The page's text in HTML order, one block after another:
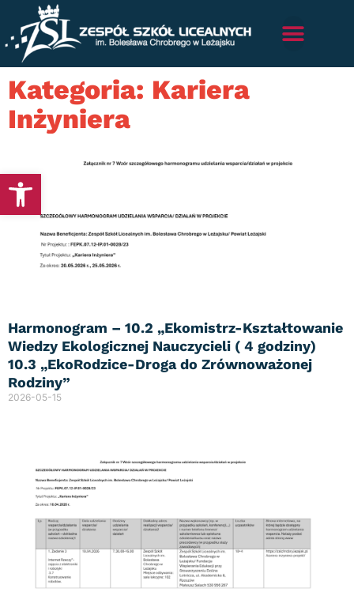
Otwórz pasek narzędzi
Kategoria: Kariera
Inżyniera
Harmonogram – 10.2 „Ekomistrz-Kształtowanie
Wiedzy Ekologicznej Nauczycieli ( 4 godziny)
10.3 „EkoRodzice-Droga do Zrównoważonej
Rodziny”
2026-05-15